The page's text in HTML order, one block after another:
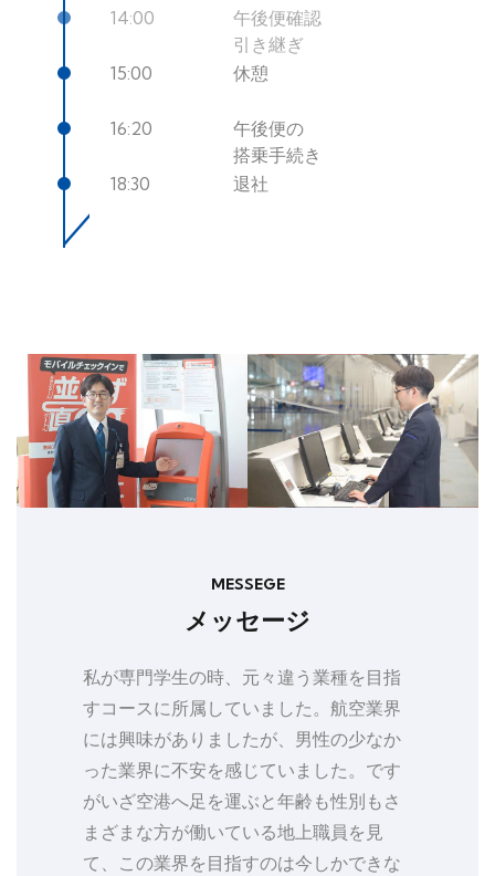
14:00
午後便確認
引き継ぎ
15:00
休憩
16:20
午後便の
搭乗手続き
18:30
退社
MESSEGE
メッセージ
私が専門学生の時、元々違う業種を目指
すコースに所属していました。航空業界
には興味がありましたが、男性の少なか
った業界に不安を感じていました。です
がいざ空港へ足を運ぶと年齢も性別もさ
まざまな方が働いている地上職員を見
て、この業界を目指すのは今しかできな